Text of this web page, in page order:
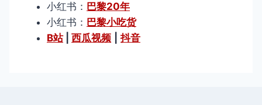
小红书： 巴黎20年
小红书： 巴黎小吃货
B站| 西瓜视频 抖音